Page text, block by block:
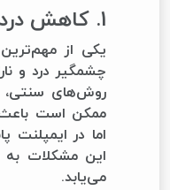
1. کاهش درد و ناراحت
یکی از
چشمگیر درد و
روش‌های سنتی،
ممکن است باعث
اما در ایمپلنت
این مشکلات
می‌یابد.